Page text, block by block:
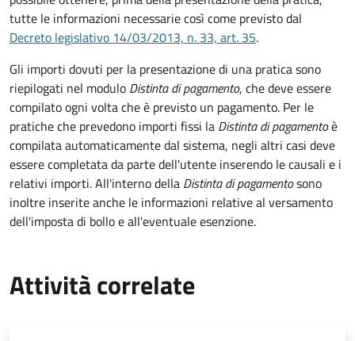
tutte le informazioni necessarie così come previsto dal
Decreto legislativo 14/03/2013, n. 33, art. 35.
Gli importi dovuti per la presentazione di una pratica sono
riepilogati nel modulo Distinta di pagamento, che deve essere
compilato ogni volta che è previsto un pagamento. Per le
pratiche che prevedono importi fissi la Distinta di pagamentoè
compilata automaticamente dal sistema, negli altri casi deve
essere completata da parte dell'utente inserendo le causali e i
relativi importi.All'interno della Distinta di pagamentosono
inoltre inserite anche le informazioni relative al versamento
dell'imposta di bollo e all'eventuale esenzione.
Attività correlate